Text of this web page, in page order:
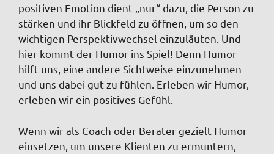
positiven Emotion dient „nur“ dazu, die Person zu
stärken und ihr Blickfeld zu öffnen, um so den
wichtigen Perspektivwechsel einzuläuten. Und
hier kommt der Humor ins Spiel! Denn Humor
hilft uns, eine andere Sichtweise einzunehmen
und uns dabei gut zu fühlen. Erleben wir Humor,
erleben wir ein positives Gefühl.
Wenn wir als Coach oder Berater gezielt Humor
einsetzen, um unsere Klienten zu ermuntern,